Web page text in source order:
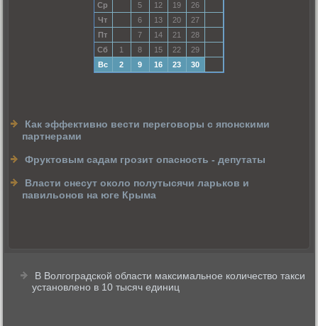
Ср
5 12 19
26
Чт
6 13 20
27
Пт
7 14 21
28
Сб
1 8 15 22
29
Вс
2 9 16 23 30
Как эффективно вести переговоры с японскими
партнерами
Фруктовым садам грозит опасность - депутаты
Власти снесут около полутысячи ларьков и
павильонов на юге Крыма
В Волгоградской области максимальное количество такси
установлено в 10 тысяч единиц